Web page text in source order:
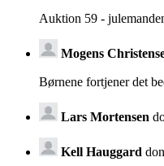
Auktion 59 -
Mogens
Børnene fortjener det
Lars Mortensen
Kell Hauggard